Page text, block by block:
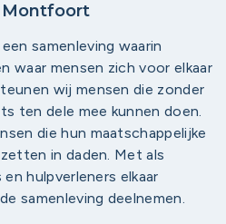
Montfoort
samenleving waarin
waar mensen zich voor elkaar
wij mensen die zonder
ten dele mee kunnen doen.
die hun maatschappelijke
in daden. Met als
hulpverleners elkaar
samenleving deelnemen.